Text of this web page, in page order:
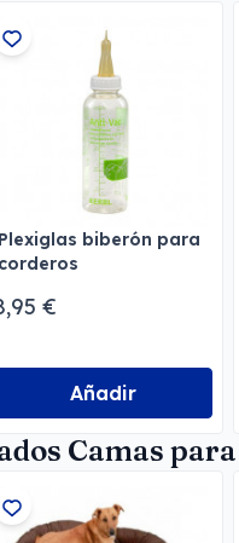
Plexiglas biberón para
corderos
€
Añadir
Camas